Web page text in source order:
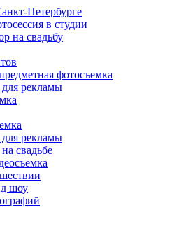
Петербурге
в студии
на свадьбу
фотосъемка
рекламы
рекламы
свадьбе
шоу